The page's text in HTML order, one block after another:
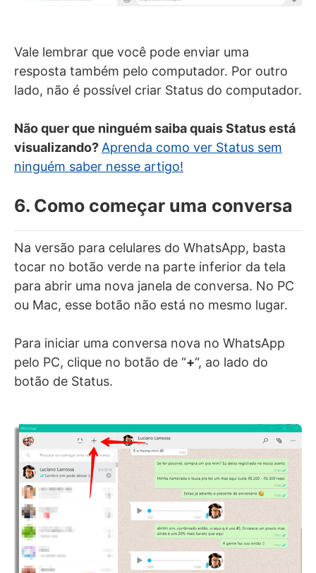
Vale lembrar que você pode enviar uma
resposta também pelo computador. Por outro
lado, não é possível criar Status do computador.
Não quer que ninguém saiba quais Status está
visualizando?Aprenda como ver Status sem
ninguém saber nesse artigo!
6. Como começar uma conversa
Na versão para celulares do WhatsApp, basta
tocar no botão verde na parte inferior da tela
para abrir uma nova janela de conversa. No PC
ou Mac, esse botão não está no mesmo lugar.
Para iniciar uma conversa nova no WhatsApp
pelo PC, clique no botão de “+“, ao lado do
botão de Status.